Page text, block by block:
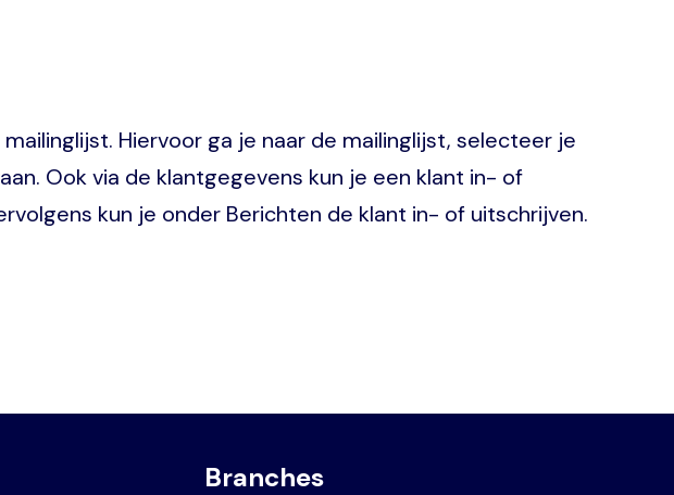
Hiervoor ga je naar de mailinglijst, selecteer je
Ook via de klantgegevens kun je een klant in- of
kun je onder Berichten de klant in- of uitschrijven.
Branches